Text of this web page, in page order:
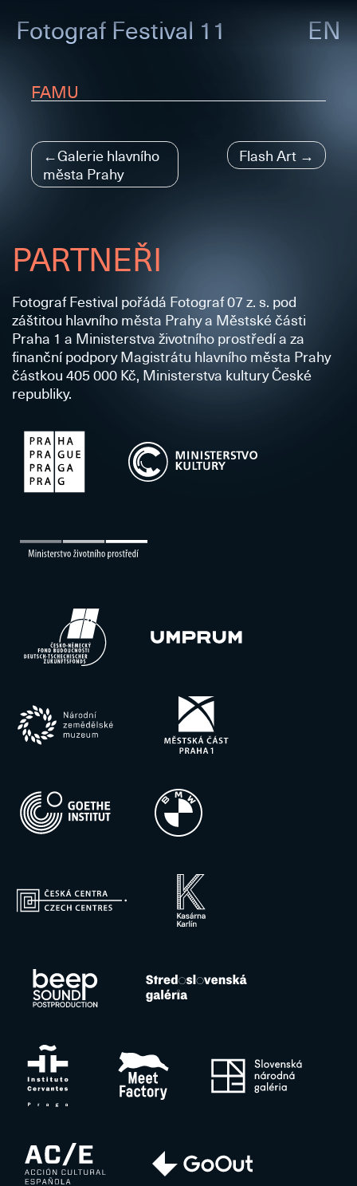
Fotograf Festival 11 EN
FAMU
Navigace
pro
Galerie hlavního
města Prahy
Flash Art
PARTNEŘI
Fotograf Festival pořádá Fotograf 07 z. s. pod
záštitou hlavního města Prahy a Městské části
Praha 1 a Ministerstva životního prostředí a za
finanční podpory Magistrátu hlavního města Prahy
částkou 405 000 Kč, Ministerstva kultury České
republiky.